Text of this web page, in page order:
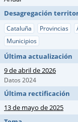
Desagregación
Cataluña Provincias
Municipios
Última actualización
9 de abril de 2026
Datos 2024
Última rectificación
13 de mayo de 2025